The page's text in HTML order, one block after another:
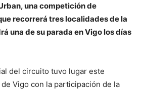
una competición de
recorrerá tres localidades de la
una de su parada en Vigo los días
del circuito tuvo lugar este
Vigo con la participación de la